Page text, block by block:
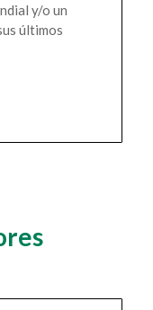
y/o un
últimos